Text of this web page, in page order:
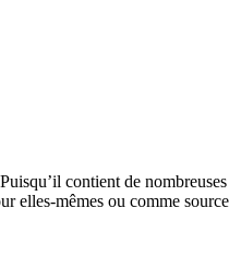
contient de
elles-mêmes ou comme